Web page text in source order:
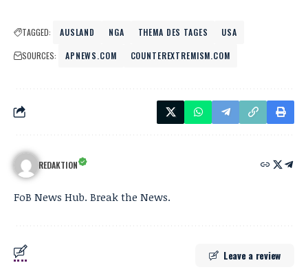
TAGGED: AUSLAND NGA THEMA DES TAGES
USA
SOURCES:
APNEWS.COM COUNTEREXTREMISM.COM
REDAKTION
FoB News Hub. Break the News.
Leave a review